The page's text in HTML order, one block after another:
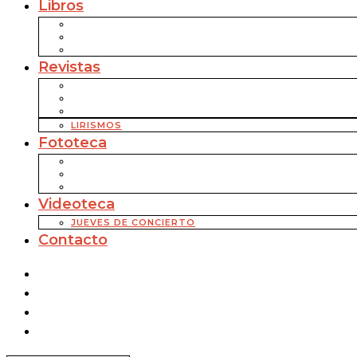
Libros
Revistas
LIRISMOS
Fototeca
Videoteca
JUEVES DE CONCIERTO
Contacto